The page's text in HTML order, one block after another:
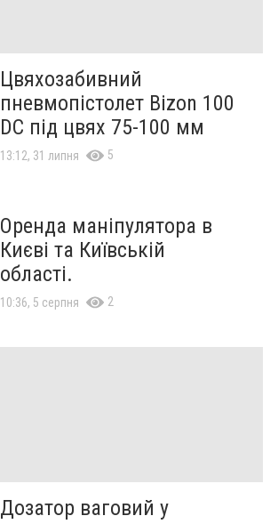
Цвяхозабивний
пневмопістолет Bizon 100
DC під цвях 75-100 мм
13:12, 31 липня 5
Оренда маніпулятора в
Києві та Київській
області.
10:36, 5 серпня 2
Дозатор ваговий у